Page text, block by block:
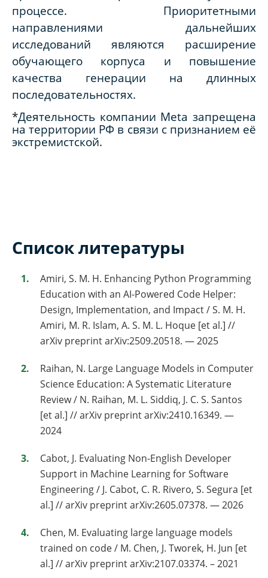
процессе. Приоритетными
направлениями дальнейших
исследований являются расширение
обучающего корпуса и повышение
качества генерации на длинных
последовательностях.
*Деятельность компании Meta запрещена
на территории РФ в связи с признанием её
экстремистской.
Список литературы
Amiri, S. M. H. Enhancing Python Programming
Education with an AI-Powered Code Helper:
Design, Implementation, and Impact / S. M. H.
Amiri, M. R. Islam, A. S. M. L. Hoque [et al.] //
arXiv preprint arXiv:2509.20518. — 2025
Raihan, N. Large Language Models in Computer
Science Education: A Systematic Literature
Review / N. Raihan, M. L. Siddiq, J. C. S. Santos
[et al.] // arXiv preprint arXiv:2410.16349. —
2024
Cabot, J. Evaluating Non-English Developer
Support in Machine Learning for Software
Engineering / J. Cabot, C. R. Rivero, S. Segura [et
al.] // arXiv preprint arXiv:2605.07378. — 2026
Chen, M. Evaluating large language models
trained on code / M. Chen, J. Tworek, H. Jun [et
al.] // arXiv preprint arXiv:2107.03374. – 2021